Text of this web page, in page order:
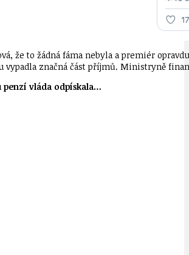
že to žádná fáma nebyla a premiér
vypadla značná část příjmů. Ministryně
penzí vláda odpískala…